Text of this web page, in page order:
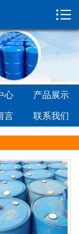
关于我们
新闻中心
产品展示
生产车间
在线留言
联系我们

心 产品展示
言 联系我们